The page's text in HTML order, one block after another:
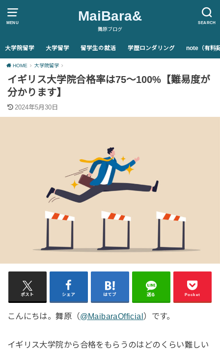
MENU SEARCH
MaiBara&
舞原ブログ
大学院留学 大学留学 留学生の就活 学歴ロンダリング note（有料
HOME 大学院留学
イギリス大学院合格率は75〜100%【難易度が
分かります】
2024年5月30日
ポスト シェア はてブ 送る Pocket
こんにちは。舞原（@MaibaraOfficial）です。
イギリス大学院から合格をもらうのはどのくらい難しい